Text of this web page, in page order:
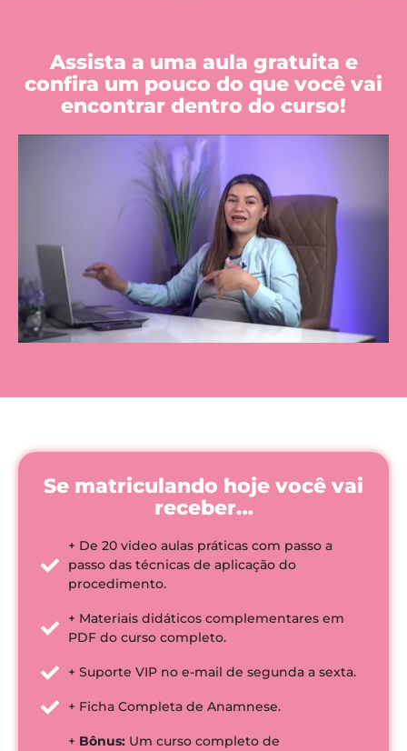
Assista a uma aula gratuita e
confira um pouco do que você vai
encontrar dentro do curso!
Se matriculando hoje você vai
receber…
+ De 20 video aulas práticas com passo a
passo das técnicas de aplicação do
procedimento.
+ Materiais didáticos complementares em
PDF do curso completo.
+ Suporte VIP no e-mail de segunda a sexta.
+ Ficha Completa de Anamnese.
+ Bônus: Um curso completo de